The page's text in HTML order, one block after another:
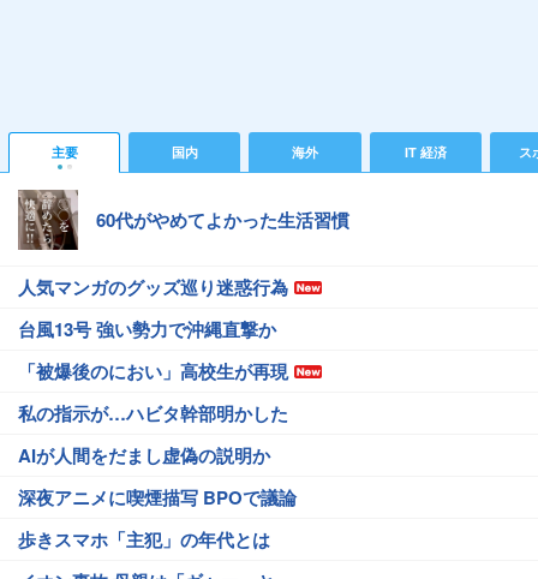
主要 国内 海外 IT 経済 ス
60代がやめてよかった生活習慣
人気マンガのグッズ巡り迷惑行為
台風13号 強い勢力で沖縄直撃か
「被爆後のにおい」高校生が再現
私の指示が…ハビタ幹部明かした
AIが人間をだまし虚偽の説明か
深夜アニメに喫煙描写 BPOで議論
歩きスマホ「主犯」の年代とは